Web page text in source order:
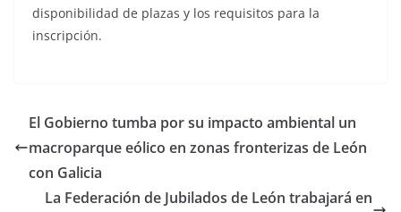
disponibilidad de plazas y los requisitos para la
inscripción.
El Gobierno tumba por su impacto ambiental un
macroparque eólico en zonas fronterizas de León
con Galicia
La Federación de Jubilados de León trabajará en